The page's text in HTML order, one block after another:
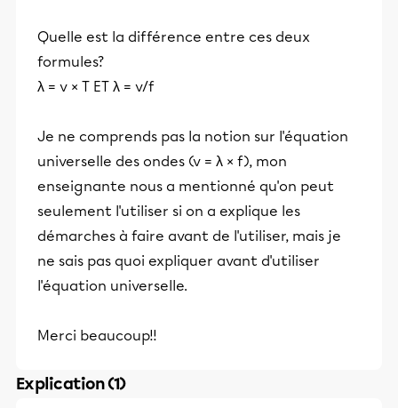
Quelle est la différence entre ces deux
formules?
λ = v × T ET λ = v/f
Je ne comprends pas la notion sur l'équation
universelle des ondes (v = λ × f), mon
enseignante nous a mentionné qu'on peut
seulement l'utiliser si on a explique les
démarches à faire avant de l'utiliser, mais je
ne sais pas quoi expliquer avant d'utiliser
l'équation universelle.
Merci beaucoup!!
Explication (1)